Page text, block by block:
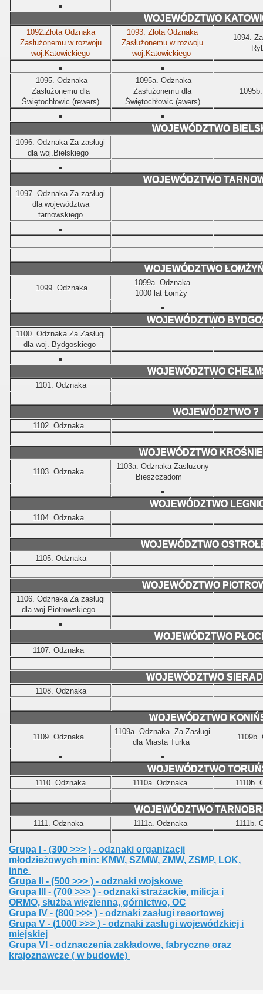
WOJEWÓDZTWO
1092.Złota Odznaka
Zasłużonemu w rozwoju
woj.Katowickiego
1093. Złota Odznaka
Zasłużonemu w rozwoju
woj.Katowickiego
1094.
1095. Odznaka
Zasłużonemu dla
Świętochłowic (rewers)
1095a. Odznaka
Zasłużonemu dla
Świętochłowic (awers)
1095b.
WOJEWÓDZTWO
1096. Odznaka Za zasługi
dla woj.Bielskiego
WOJEWÓDZTWO
1097. Odznaka Za zasługi
dla województwa
tarnowskiego
WOJEWÓDZTWO
1099. Odznaka
1099a. Odznaka
1000 lat Łomży
WOJEWÓDZTWO
1100. Odznaka Za Zasługi
dla woj. Bydgoskiego
WOJEWÓDZTWO
1101. Odznaka
WOJEWÓDZTWO ?
1102. Odznaka
WOJEWÓDZTWO
1103. Odznaka
1103a. Odznaka Zasłużony
Bieszczadom
WOJEWÓDZTWO
1104. Odznaka
WOJEWÓDZTWO
1105. Odznaka
WOJEWÓDZTWO
1106. Odznaka Za zasługi
dla woj.Piotrowskiego
WOJEWÓDZTWO
1107. Odznaka
WOJEWÓDZTWO
1108. Odznaka
WOJEWÓDZTWO
1109. Odznaka
1109a. Odznaka Za Zasługi
dla Miasta Turka
1109b.
WOJEWÓDZTWO
1110. Odznaka 1110a. Odznaka 1110b.
WOJEWÓDZTWO
1111. Odznaka 1111a. Odznaka 1111b.
Grupa I - (300 >>> ) - odznaki organizacji
młodzieżowych min: KMW, SZMW, ZMW, ZSMP, LOK,
inne
Grupa II - (500 >>> ) - odznaki wojskowe
Grupa III - (700 >>> ) - odznaki strażackie, milicja i
ORMO, służba więzienna, górnictwo, OC
Grupa IV - (800 >>> ) - odznaki zasługi resortowej
Grupa V - (1000 >>> ) - odznaki zasługi wojewódzkiej i
miejskiej
Grupa VI - odznaczenia zakładowe, fabryczne oraz
krajoznawcze ( w budowie)